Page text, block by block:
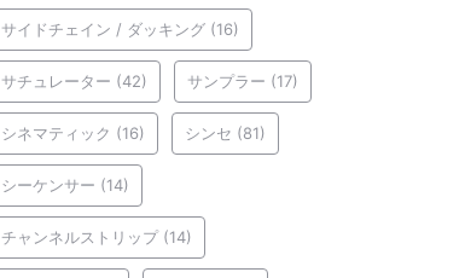
サイドチェイン / ダッキング (16)
サチュレーター (42) サンプラー (17)
シネマティック (16) シンセ (81)
シーケンサー (14)
チャンネルストリップ(14)